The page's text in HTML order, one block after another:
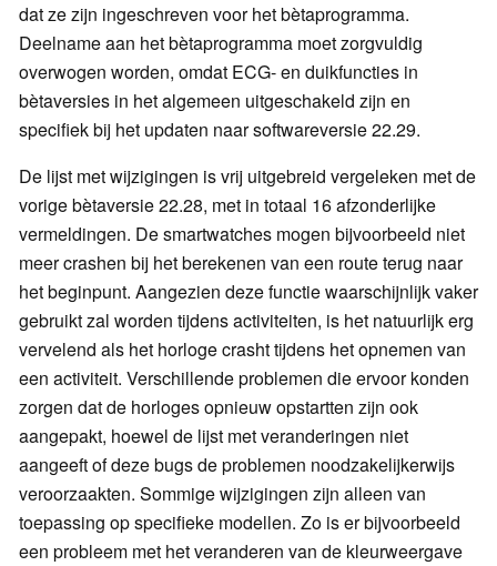
dat ze zijn ingeschreven voor het bètaprogramma.
Deelname aan het bètaprogramma moet zorgvuldig
overwogen worden, omdat ECG- en duikfuncties in
bètaversies in het algemeen uitgeschakeld zijn en
specifiek bij het updaten naar softwareversie 22.29.
De lijst met wijzigingen is vrij uitgebreid vergeleken met de
vorige bètaversie 22.28, met in totaal 16 afzonderlijke
vermeldingen. De smartwatches mogen bijvoorbeeld niet
meer crashen bij het berekenen van een route terug naar
het beginpunt. Aangezien deze functie waarschijnlijk vaker
gebruikt zal worden tijdens activiteiten, is het natuurlijk erg
vervelend als het horloge crasht tijdens het opnemen van
een activiteit. Verschillende problemen die ervoor konden
zorgen dat de horloges opnieuw opstartten zijn ook
aangepakt, hoewel de lijst met veranderingen niet
aangeeft of deze bugs de problemen noodzakelijkerwijs
veroorzaakten. Sommige wijzigingen zijn alleen van
toepassing op specifieke modellen. Zo is er bijvoorbeeld
een probleem met het veranderen van de kleurweergave